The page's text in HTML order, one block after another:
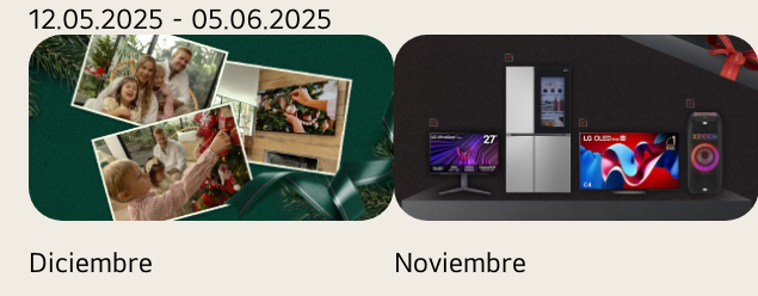
12.05.2025 - 05.06.2025
Diciembre
Noviembre